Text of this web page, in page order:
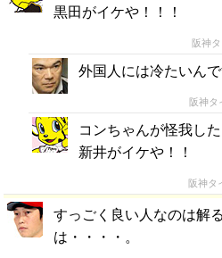
黒田がイケや！！！
阪神タ
外国人には冷たいん
阪神タ
コンちゃんが怪我した
新井がイケや！！
阪神タ
すっごく良い人なのは解
は・・・・。